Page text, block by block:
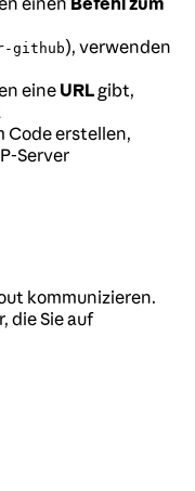
github), verwenden
eine URL gibt,
Code erstellen,
Server
kommunizieren.
die Sie auf